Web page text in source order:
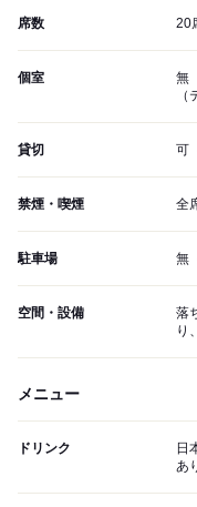
席数 20
個室
無
貸切 可
禁煙・喫煙 全
駐車場 無
空間・設備
落
り
メニュー
ドリンク
日
あ